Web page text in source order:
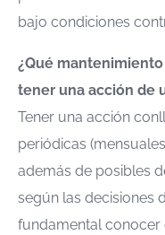
bajo condiciones
¿Qué
tener una acción de
Tener una acción
periódicas
además de posibles
según las decisiones
fundamental conocer